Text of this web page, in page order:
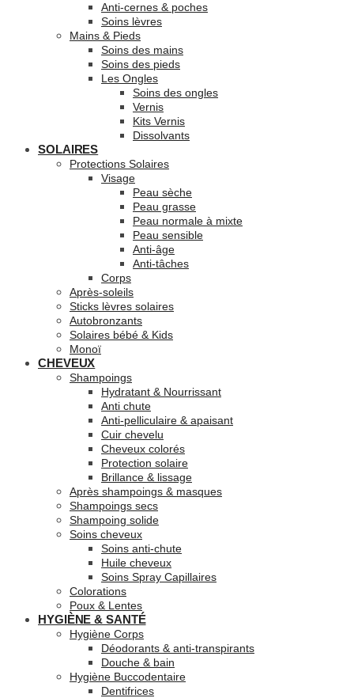
Anti-cernes & poches
Soins lèvres
Mains & Pieds
Soins des mains
Soins des pieds
Les Ongles
Soins des ongles
Vernis
Kits Vernis
Dissolvants
SOLAIRES
Protections Solaires
Visage
Peau sèche
Peau grasse
Peau normale à mixte
Peau sensible
Anti-âge
Anti-tâches
Corps
Après-soleils
Sticks lèvres solaires
Autobronzants
Solaires bébé & Kids
Monoï
CHEVEUX
Shampoings
Hydratant & Nourrissant
Anti chute
Anti-pelliculaire & apaisant
Cuir chevelu
Cheveux colorés
Protection solaire
Brillance & lissage
Après shampoings & masques
Shampoings secs
Shampoing solide
Soins cheveux
Soins anti-chute
Huile cheveux
Soins Spray Capillaires
Colorations
Poux & Lentes
HYGIÈNE & SANTÉ
Hygiène Corps
Déodorants & anti-transpirants
Douche & bain
Hygiène Buccodentaire
Dentifrices